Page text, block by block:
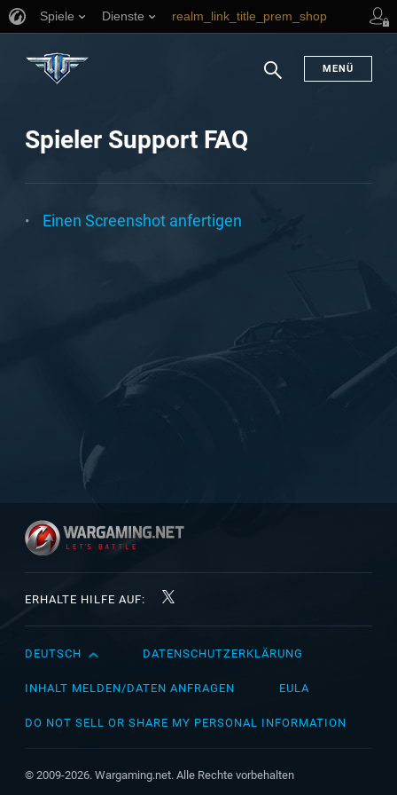
Spiele Dienste realm_link_title_prem_shop
Suchen
MENÜ
Spieler Support FAQ
Einen Screenshot anfertigen
ERHALTE HILFE AUF:
English
Čeština
Español (México)
DEUTSCH DATENSCHUTZERKLÄRUNG
INHALT MELDEN/DATEN ANFRAGEN EULA
DO NOT SELL OR SHARE MY PERSONAL INFORMATION
© 2009-2026. Wargaming.net. Alle Rechte vorbehalten